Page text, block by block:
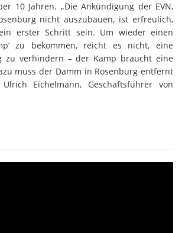
10 Jahren. „Die Ankündigung der EVN,
nicht auszubauen, ist erfreulich,
erster Schritt sein. Um wieder einen
zu bekommen, reicht es nicht, eine
zu verhindern – der Kamp braucht eine
muss der Damm in Rosenburg entfernt
Eichelmann, Geschäftsführer von